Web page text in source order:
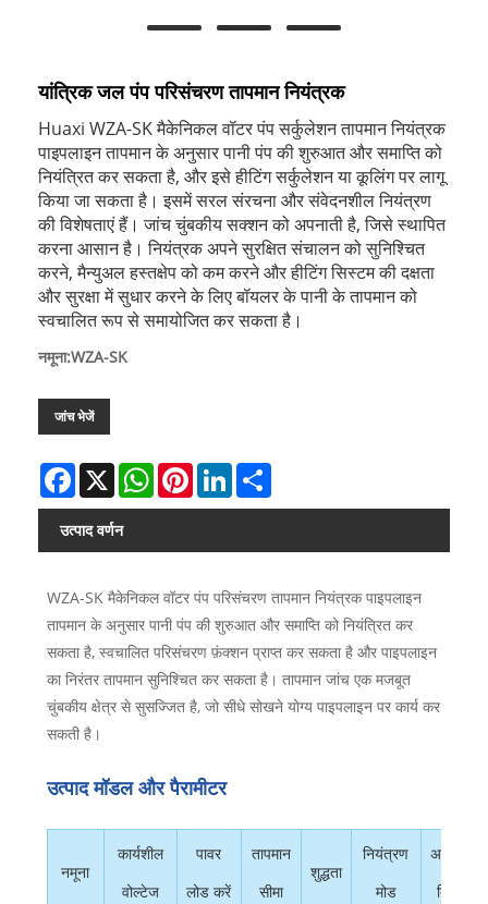
यांत्रिक जल पंप परिसंचरण तापमान नियंत्रक
Huaxi WZA-SK मैकेनिकल वॉटर पंप सर्कुलेशन तापमान नियंत्रक
पाइपलाइन तापमान के अनुसार पानी पंप की शुरुआत और समाप्ति को
नियंत्रित कर सकता है, और इसे हीटिंग सर्कुलेशन या कूलिंग पर लागू
किया जा सकता है। इसमें सरल संरचना और संवेदनशील नियंत्रण
की विशेषताएं हैं। जांच चुंबकीय सक्शन को अपनाती है, जिसे स्थापित
करना आसान है। नियंत्रक अपने सुरक्षित संचालन को सुनिश्चित
करने, मैन्युअल हस्तक्षेप को कम करने और हीटिंग सिस्टम की दक्षता
और सुरक्षा में सुधार करने के लिए बॉयलर के पानी के तापमान को
स्वचालित रूप से समायोजित कर सकता है।
नमूना:WZA-SK
जांच भेजें
Facebook
X WhatsAppPinterestLinkedIn
उत्पाद वर्णन
WZA-SK मैकेनिकल वॉटर पंप परिसंचरण तापमान नियंत्रक पाइपलाइन
तापमान के अनुसार पानी पंप की शुरुआत और समाप्ति को नियंत्रित कर
सकता है, स्वचालित परिसंचरण फ़ंक्शन प्राप्त कर सकता है और पाइपलाइन
का निरंतर तापमान सुनिश्चित कर सकता है। तापमान जांच एक मजबूत
चुंबकीय क्षेत्र से सुसज्जित है, जो सीधे सोखने योग्य पाइपलाइन पर कार्य कर
सकती है।
उत्पाद मॉडल और पैरामीटर
नमूना
कार्यशील
वोल्टेज
पावर
लोड करें
तापमान
सीमा
शुद्धता
नियंत्रण
मोड
अतिरिक्त
बिजली